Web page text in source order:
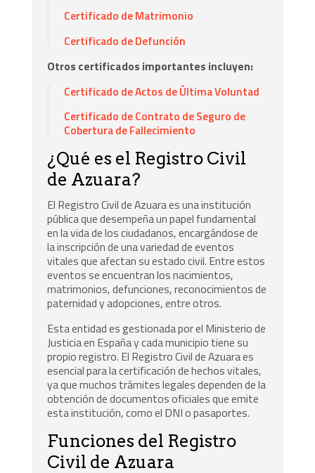
Certificado de Matrimonio
Certificado de Defunción
Otros certificados importantes incluyen:
Certificado de Actos de Última Voluntad
Certificado de Contrato de Seguro de
Cobertura de Fallecimiento
¿Qué es el Registro Civil
de Azuara?
El Registro Civil de Azuara es una institución
pública que desempeña un papel fundamental
en la vida de los ciudadanos, encargándose de
la inscripción de una variedad de eventos
vitales que afectan su estado civil. Entre estos
eventos se encuentran los nacimientos,
matrimonios, defunciones, reconocimientos de
paternidad y adopciones, entre otros.
Esta entidad es gestionada por el Ministerio de
Justicia en España y cada municipio tiene su
propio registro. El Registro Civil de Azuara es
esencial para la certificación de hechos vitales,
ya que muchos trámites legales dependen de la
obtención de documentos oficiales que emite
esta institución, como el DNI o pasaportes.
Funciones del Registro
Civil de Azuara